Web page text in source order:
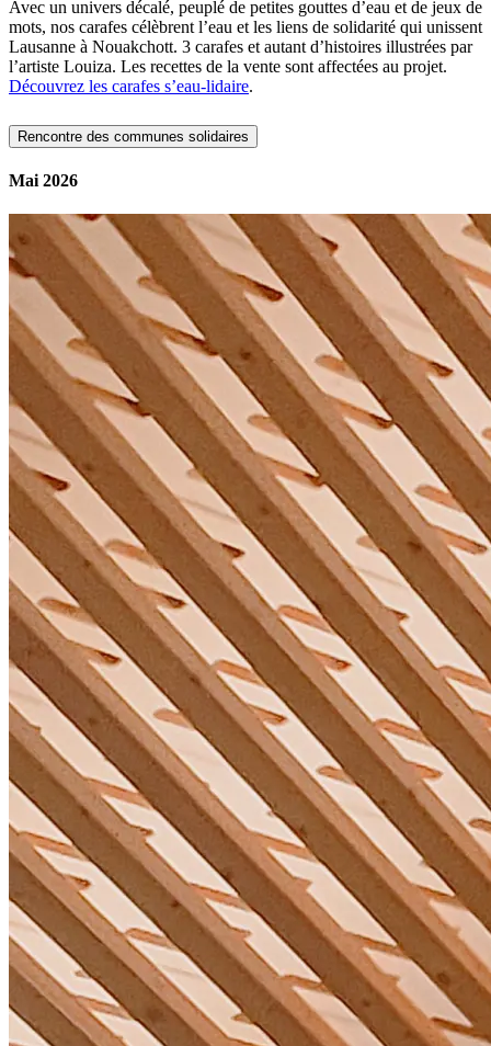
Avec un univers décalé, peuplé de petites gouttes d’eau et de jeux de
mots, nos carafes célèbrent l’eau et les liens de solidarité qui unissent
Lausanne à Nouakchott. 3 carafes et autant d’histoires illustrées par
l’artiste Louiza. Les recettes de la vente sont affectées au projet.
Découvrez les carafes s’eau-lidaire.
Rencontre des communes solidaires
Mai 2026